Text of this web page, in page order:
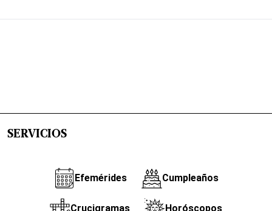
SERVICIOS
Efemérides Cumpleaños
Crucigramas Horóscopos